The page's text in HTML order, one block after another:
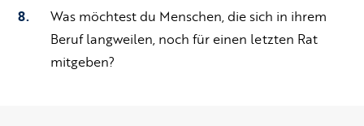
Was möchtest du Menschen, die sich in ihrem
Beruf langweilen, noch für einen letzten Rat
mitgeben?